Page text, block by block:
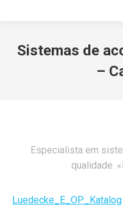
Sistemas de
–
Especialista em
qualidade.
Luedecke_E_OP_Katalog